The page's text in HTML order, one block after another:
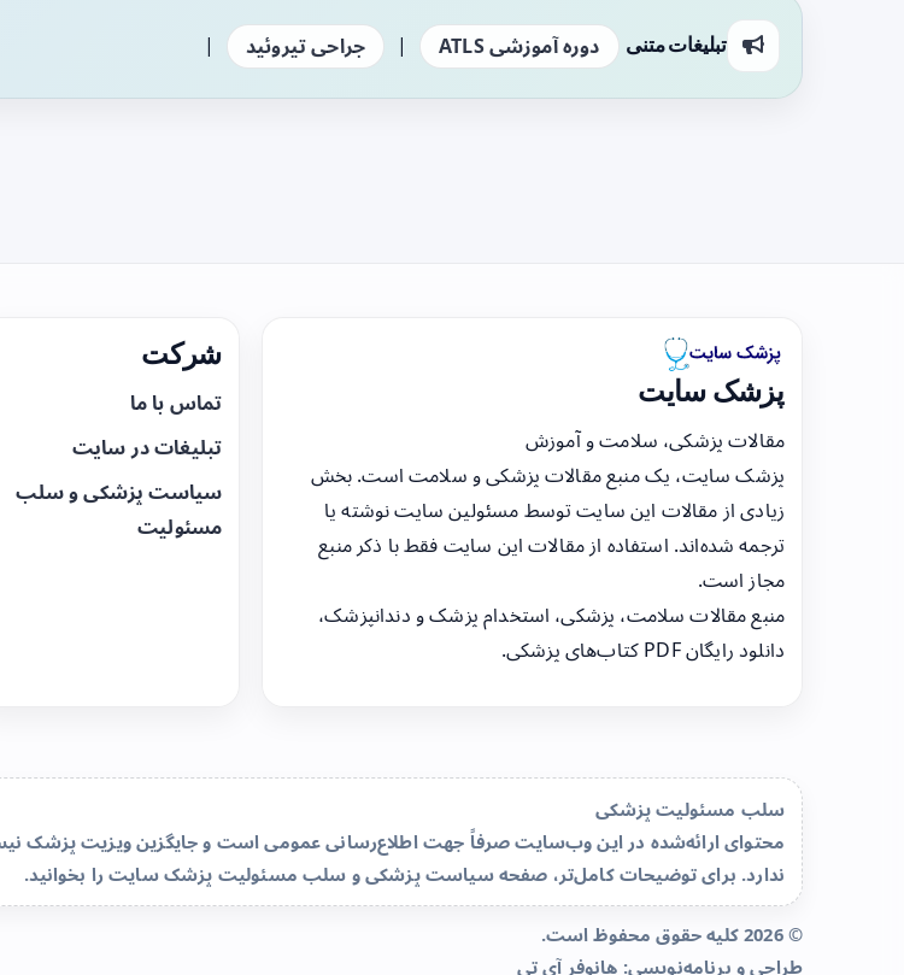
تبلیغات متنی دوره آموزشی ATLS | جراحی تیروئید |
پزشک سایت
مقالات پزشکی، سلامت و آموزش
پزشک سایت، یک منبع مقالات پزشکی و سلامت است. بخش
زیادی از مقالات این سایت توسط مسئولین سایت نوشته یا
ترجمه شده‌اند. استفاده از مقالات این سایت فقط با ذکر منبع
مجاز است.
منبع مقالات سلامت، پزشکی، استخدام پزشک و دندانپزشک،
دانلود رایگان PDF کتاب‌های پزشکی.
شرکت
تماس با ما
تبلیغات در سایت
سیاست پزشکی و سلب
مسئولیت
سلب مسئولیت پزشکی
محتوای ارائه‌شده در این وب‌سایت صرفاً جهت اطلاع‌رسانی عمومی است و جایگزین ویزیت پزشک
ندارد. برای توضیحات کامل‌تر، صفحهسیاست پزشکی و سلب مسئولیت پزشک سایترا بخوانید.
© 2026 کلیه حقوق محفوظ است.
طراحی و برنامه‌نویسی: هانوفر آی تی